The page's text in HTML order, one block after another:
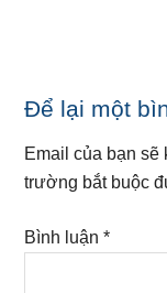
Reader
Interactions
Để lại một
Email của bạn
trường bắt buộc
Bình luận*